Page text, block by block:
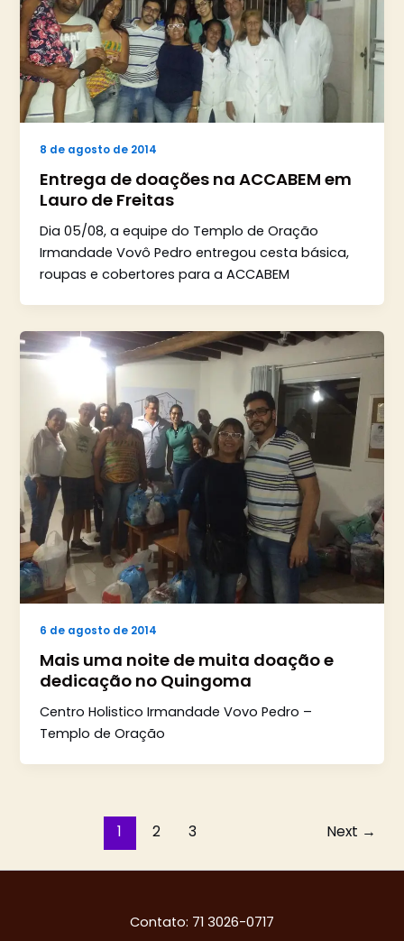
8 de agosto de 2014
Entrega de doações na ACCABEM em
Lauro de Freitas
Dia 05/08, a equipe do Templo de Oração
Irmandade Vovô Pedro entregou cesta básica,
roupas e cobertores para a ACCABEM
6 de agosto de 2014
Mais uma noite de muita doação e
dedicação no Quingoma
Centro Holistico Irmandade Vovo Pedro –
Templo de Oração
1 2 3 Next →
Contato: 71 3026-0717